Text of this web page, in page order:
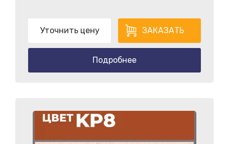
Уточнить цену ЗАКАЗАТЬ
Подробнее